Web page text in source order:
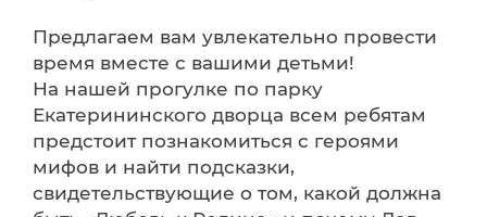
Предлагаем вам увлекательно провести
время вместе с вашими детьми!
На нашей прогулке по парку
Екатерининского дворца всем ребятам
предстоит познакомиться с героями
мифов и найти подсказки,
свидетельствующие о том, какой должна